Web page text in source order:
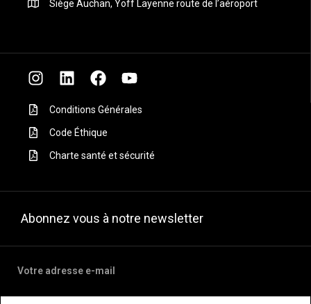
Siège Auchan, Yoff Layenne route de l’aéroport
Conditions Générales
Code Éthique
Charte santé et sécurité
Abonnez vous à notre newsletter